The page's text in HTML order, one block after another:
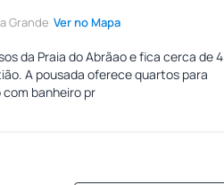
Grande Ver no Mapa
da Praia do Abrãao e fica cerca de 4
A pousada oferece quartos para
banheiro pr